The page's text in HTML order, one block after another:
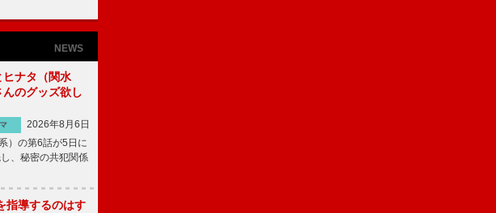
NEWS
ヒナタ（関水
のグッズ欲し
2026年8月6日
）の第6話が5日に
、秘密の共犯関係
指導するのはす